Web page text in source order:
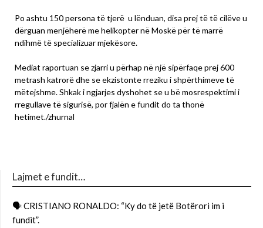
Po ashtu 150 persona të tjerë u lënduan, disa prej të të cilëve u
dërguan menjëherë me helikopter në Moskë për të marrë
ndihmë të specializuar mjekësore.
Mediat raportuan se zjarri u përhap në një sipërfaqe prej 600
metrash katrorë dhe se ekzistonte rreziku i shpërthimeve të
mëtejshme. Shkak i ngjarjes dyshohet se u bë mosrespektimi i
rregullave të sigurisë, por fjalën e fundit do ta thonë
hetimet./zhurnal
Lajmet e fundit…
🗣 CRISTIANO RONALDO: “Ky do të jetë Botërori im i
fundit”.